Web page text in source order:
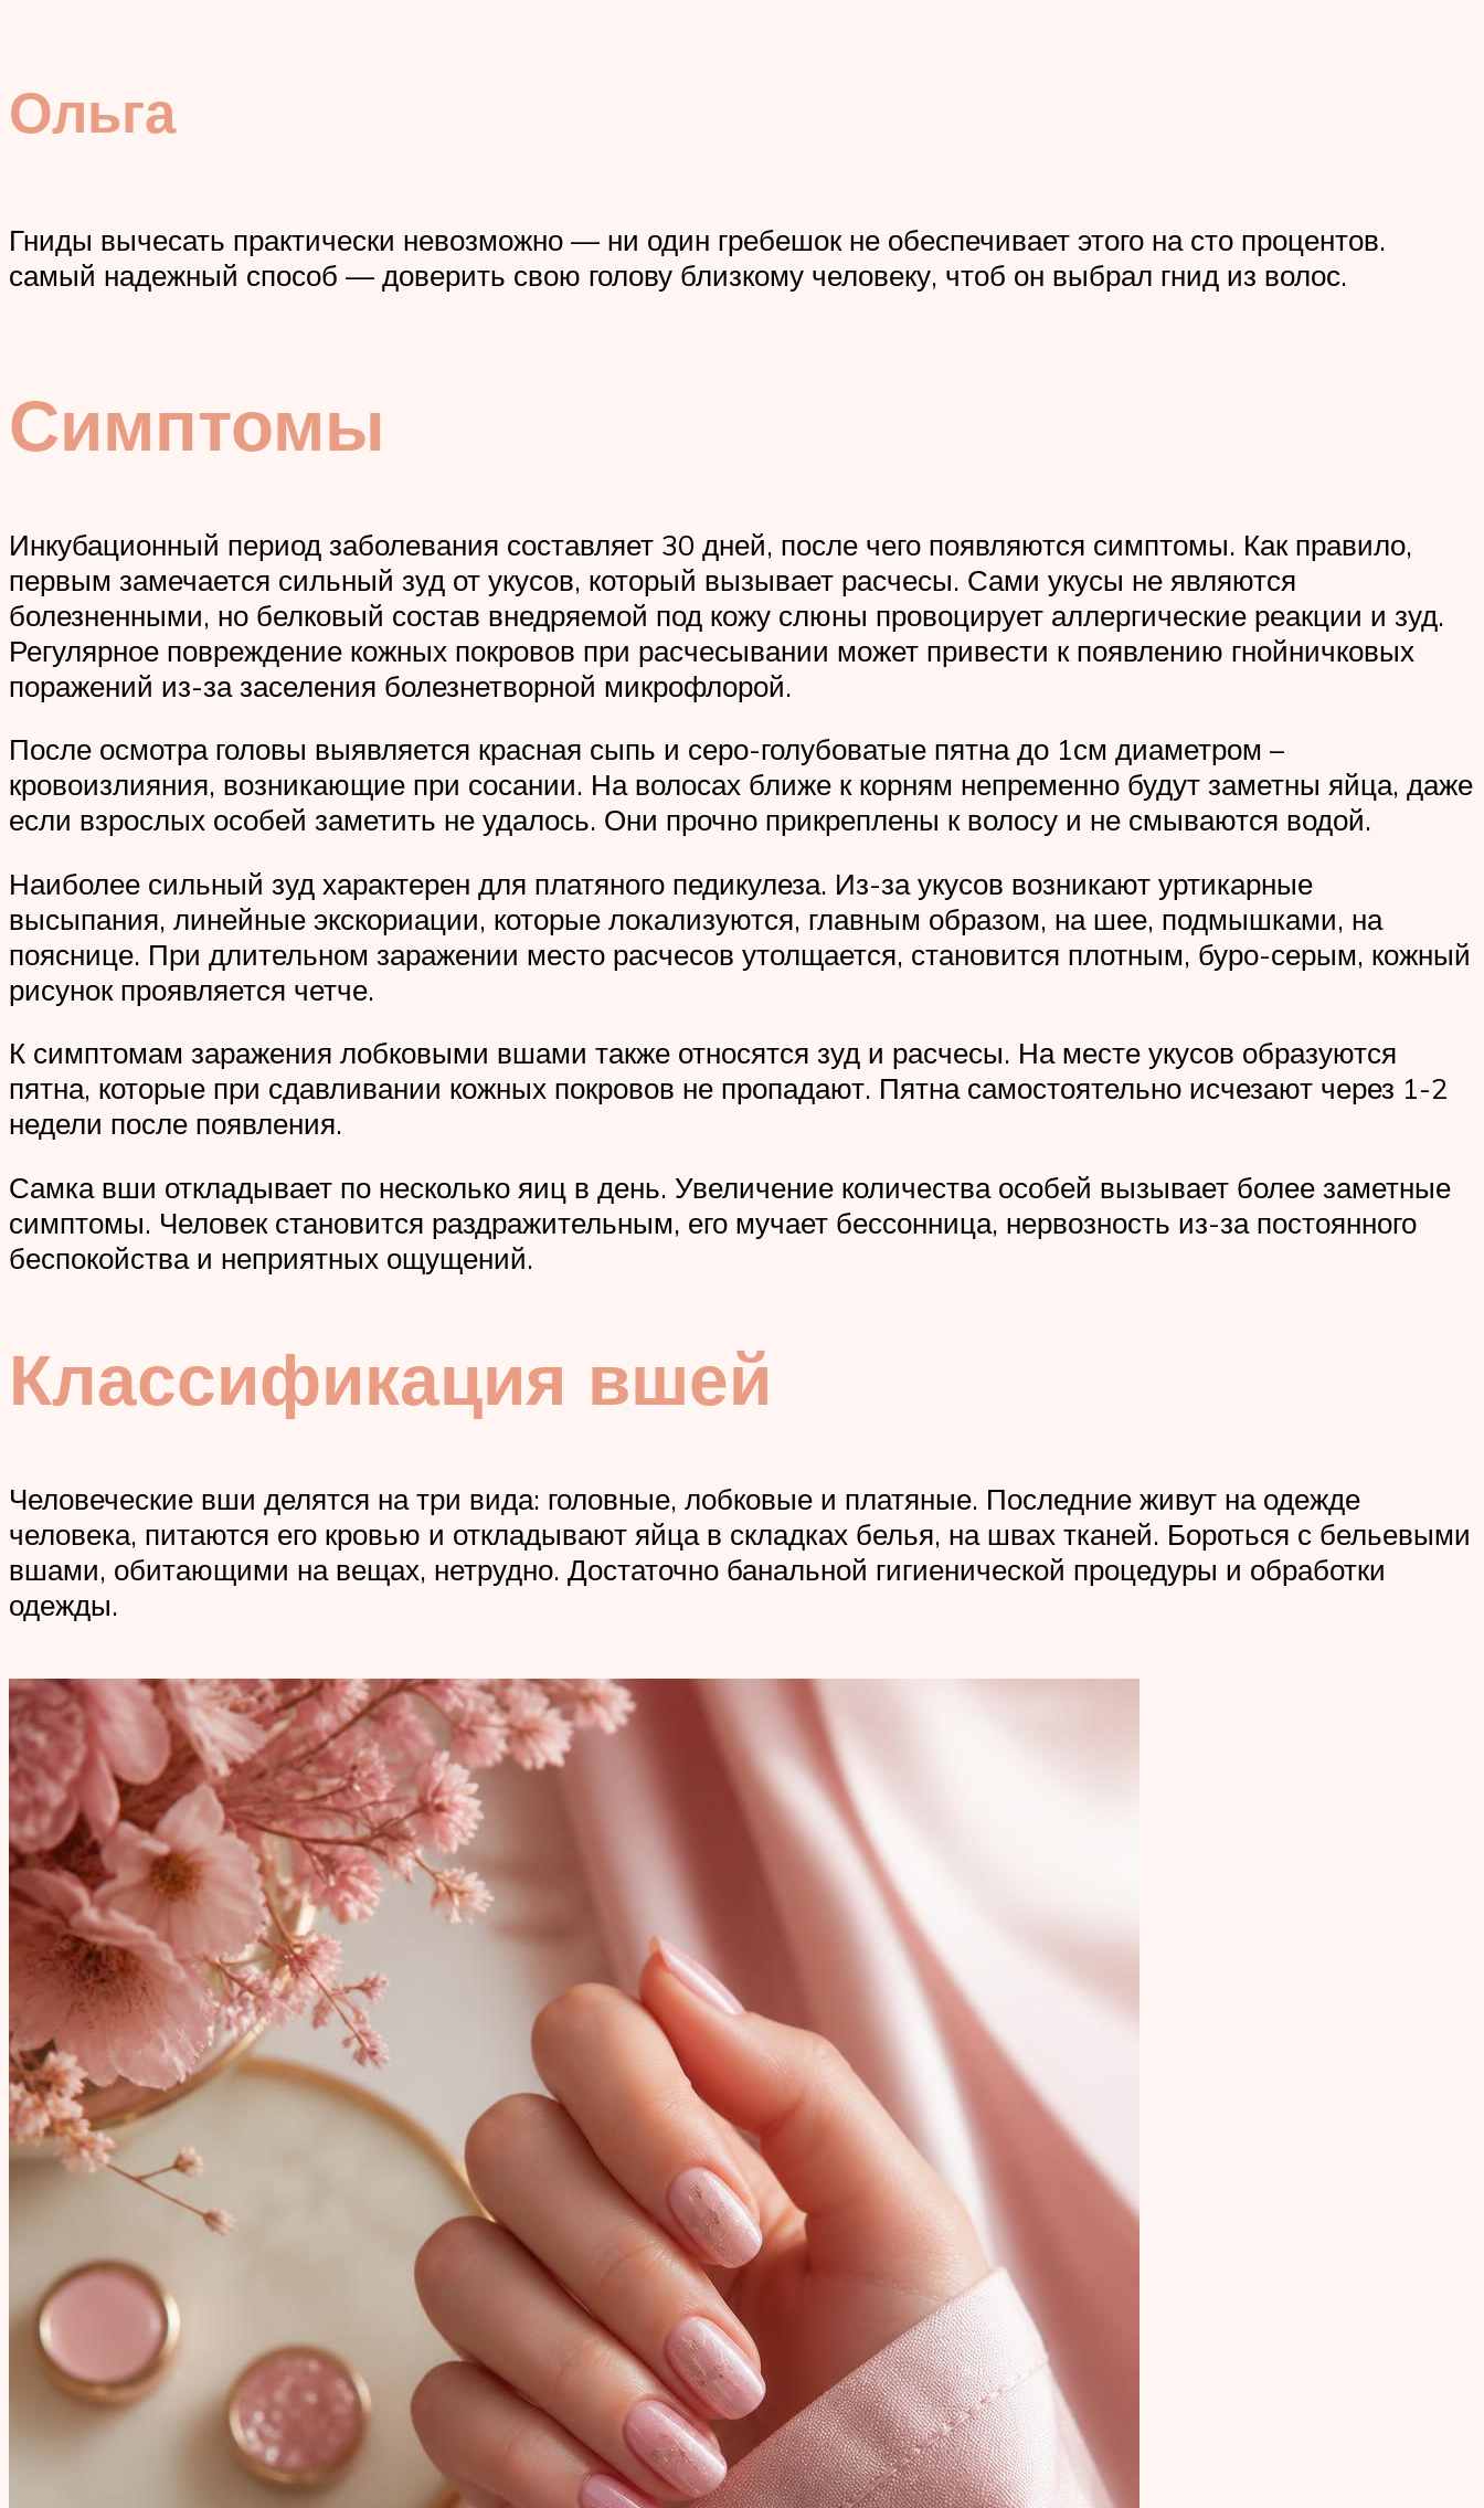
Ольга
Гниды вычесать практически невозможно — ни один гребешок не обеспечивает этого на сто процентов.
самый надежный способ — доверить свою голову близкому человеку, чтоб он выбрал гнид из волос.
Симптомы
Инкубационный период заболевания составляет 30 дней, после чего появляются симптомы. Как правило,
первым замечается сильный зуд от укусов, который вызывает расчесы. Сами укусы не являются
болезненными, но белковый состав внедряемой под кожу слюны провоцирует аллергические реакции и зуд.
Регулярное повреждение кожных покровов при расчесывании может привести к появлению гнойничковых
поражений из-за заселения болезнетворной микрофлорой.
После осмотра головы выявляется красная сыпь и серо-голубоватые пятна до 1см диаметром –
кровоизлияния, возникающие при сосании. На волосах ближе к корням непременно будут заметны яйца, даже
если взрослых особей заметить не удалось. Они прочно прикреплены к волосу и не смываются водой.
Наиболее сильный зуд характерен для платяного педикулеза. Из-за укусов возникают уртикарные
высыпания, линейные экскориации, которые локализуются, главным образом, на шее, подмышками, на
пояснице. При длительном заражении место расчесов утолщается, становится плотным, буро-серым, кожный
рисунок проявляется четче.
К симптомам заражения лобковыми вшами также относятся зуд и расчесы. На месте укусов образуются
пятна, которые при сдавливании кожных покровов не пропадают. Пятна самостоятельно исчезают через 1-2
недели после появления.
Самка вши откладывает по несколько яиц в день. Увеличение количества особей вызывает более заметные
симптомы. Человек становится раздражительным, его мучает бессонница, нервозность из-за постоянного
беспокойства и неприятных ощущений.
Классификация вшей
Человеческие вши делятся на три вида: головные, лобковые и платяные. Последние живут на одежде
человека, питаются его кровью и откладывают яйца в складках белья, на швах тканей. Бороться с бельевыми
вшами, обитающими на вещах, нетрудно. Достаточно банальной гигиенической процедуры и обработки
одежды.